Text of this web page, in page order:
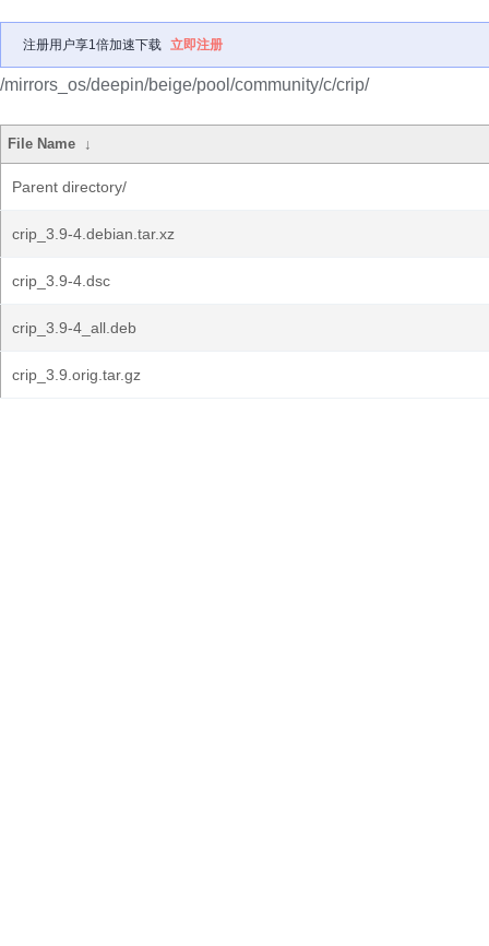
注册用户享1倍加速下载 立即注册
/mirrors_os/deepin/beige/pool/community/c/crip/
File Name ↓
Parent directory/
crip_3.9-4.debian.tar.xz
crip_3.9-4.dsc
crip_3.9-4_all.deb
crip_3.9.orig.tar.gz